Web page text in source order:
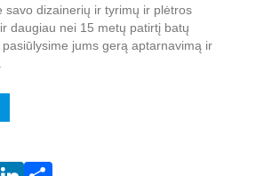
savo dizainerių ir tyrimų ir plėtros
daugiau nei 15 metų patirtį batų
jums gerą aptarnavimą ir